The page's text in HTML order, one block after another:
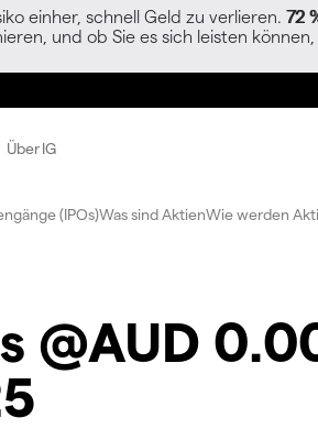
einher, schnell Geld zu verlieren. 72
und ob Sie es sich leisten
Über IG
(IPOs)Was sind AktienWie werden
@AUD